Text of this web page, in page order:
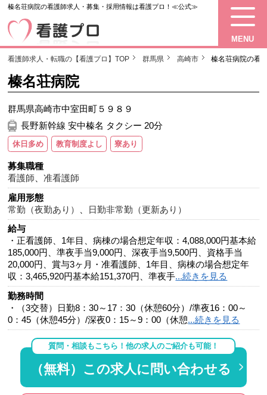
榛名荘病院の看護師求人・募集・採用情報は看護プロ！≪公式≫
MENU
看護師求人・転職の【看護プロ】TOP 群馬県 高崎市 榛名荘病院の看
榛名荘病院
群馬県高崎市中室田町５９８９
長野新幹線 安中榛名 タクシー 20分
休日多め 教育制度よし 寮あり
募集職種
看護師 、准看護師
雇用形態
常勤（夜勤あり）
日勤非常勤（更新あり）
給与
・正看護師、1年目、病棟の場合想定年収：4,088,000円基本給
185,000円、準夜手当9,000円、深夜手当9,500円、資格手当
20,000円、賞与3ヶ月・准看護師、1年目、病棟の場合想定年
収：3,465,920円基本給151,370円、準夜手...続きを見る
勤務時間
・（3交替）日勤8：30～17：30（休憩60分）/準夜16：00～
0：45（休憩45分）/深夜0：15～9：00（休憩...続きを見る
質問・相談もこちら！他の求人のご紹介も可能！
（無料）この求人に問い合わせる